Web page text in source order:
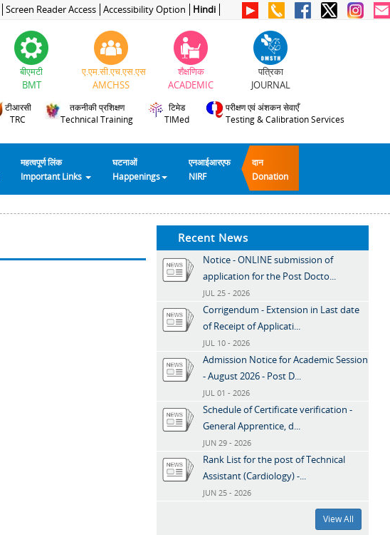
Screen Reader Access Accessibility Option Hindi
बीएमटी
BMT
ए.एम.सी.एच.एस.एस
AMCHSS
शैक्षणिक
ACADEMIC
पत्रिका
JOURNAL
टीआरसी
TRC
तकनीकी प्रशिक्षण
Technical Training
टिमेड
TIMed
परीक्षण एवं अंशकन सेवाएँ
Testing & Calibration Services
महत्वपूर्ण लिंक
Important Links
घटनाओं
Happenings
एनआईआरएफ
NIRF
दान
Donation
Recent News
Notice - ONLINE submission of
application for the Post Docto...
JUL 25 - 2026
Corrigendum - Extension in Last date
of Receipt of Applicati...
JUL 10 - 2026
Admission Notice for Academic Session
- August 2026 - Post D...
JUL 01 - 2026
Schedule of Certificate verification -
General Apprentice, d...
JUN 29 - 2026
Rank List for the post of Technical
Assistant (Cardiology) -...
JUN 25 - 2026
View All